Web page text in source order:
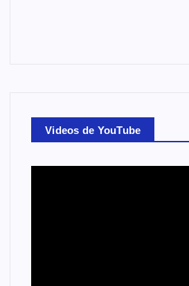
Videos de YouTube